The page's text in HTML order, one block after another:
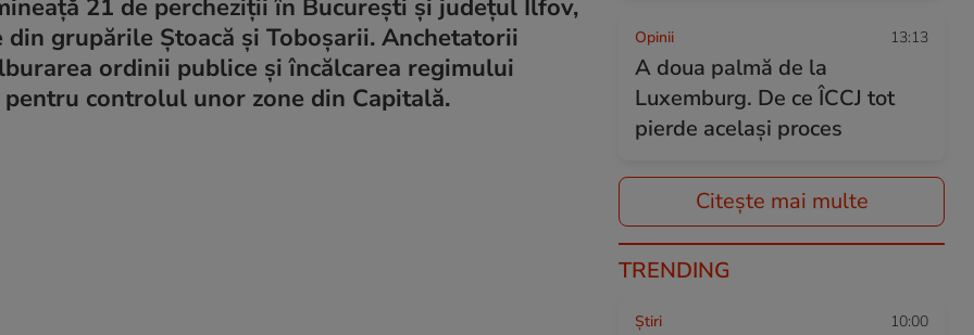
21 de percheziții în București și județul Ilfov,
grupările Ștoacă și Toboșarii. Anchetatorii
ordinii publice și încălcarea regimului
controlul unor zone din Capitală.
Opinii 13:13
A doua palmă de la
Luxemburg. De ce ÎCCJ tot
pierde același proces
Citește mai multe
TRENDING
Ştiri 10:00